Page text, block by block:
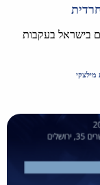
בישראל בעקבות
מילצקי